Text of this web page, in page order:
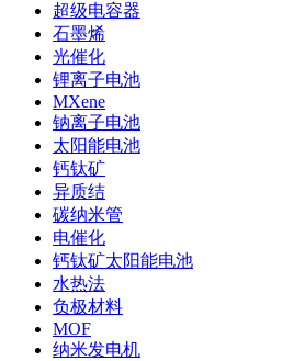
超级电容器
石墨烯
光催化
锂离子电池
MXene
钠离子电池
太阳能电池
钙钛矿
异质结
碳纳米管
电催化
钙钛矿太阳能电池
水热法
负极材料
MOF
纳米发电机